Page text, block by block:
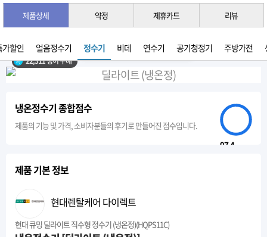
가할인 얼음정수기 정수기 비데 연수기 공기청정기 주방가전
제품상세 약정 제휴카드 리뷰
3초 간편 견적 받기 →
2026년 07월 생산
22,311 명이 구매
냉온정수기 종합점수
제품의 기능 및 가격, 소비자분들의 후기로 만들어진 점수입니다.
97.4
제품 기본 정보
현대렌탈케어 다이렉트
현대 큐밍 딜라이트 직수형 정수기 (냉온정)(HQPS11C)